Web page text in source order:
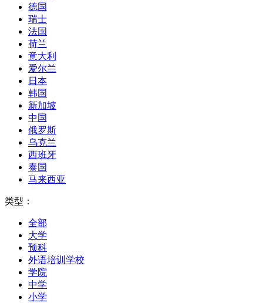
德国
瑞士
法国
荷兰
意大利
爱尔兰
日本
韩国
新加坡
中国
俄罗斯
乌克兰
西班牙
泰国
马来西亚
类型：
全部
大学
预科
外语培训学校
学院
中学
小学